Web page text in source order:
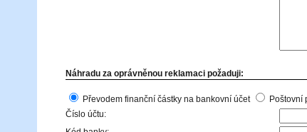
Náhradu za oprávněnou reklamaci požaduji:
Převodem finanční částky na bankovní účet
Poštovní
Číslo účtu: